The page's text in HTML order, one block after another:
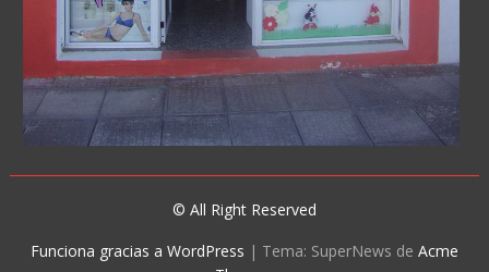
© All Right Reserved
Funciona gracias a WordPress | Tema: SuperNews de Acme